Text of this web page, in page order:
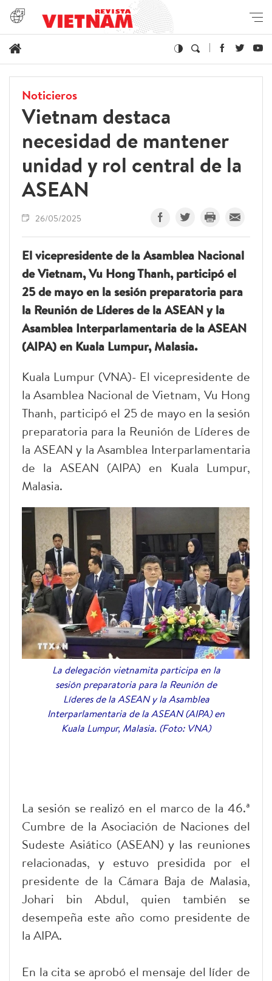
Noticieros
Vietnam destaca
necesidad de mantener
unidad y rol central de la
ASEAN
26/05/2025
El vicepresidente de la Asamblea Nacional
de Vietnam, Vu Hong Thanh, participó el
25 de mayo en la sesión preparatoria para
la Reunión de Líderes de la ASEAN y la
Asamblea Interparlamentaria de la ASEAN
(AIPA) en Kuala Lumpur, Malasia.
Kuala Lumpur (VNA)- El vicepresidente de
la Asamblea Nacional de Vietnam, Vu Hong
Thanh, participó el 25 de mayo en la sesión
preparatoria para la Reunión de Líderes de
la ASEAN y la Asamblea Interparlamentaria
de la ASEAN (AIPA) en Kuala Lumpur,
Malasia.
La delegación vietnamita participa en la
sesión preparatoria para la Reunión de
Líderes de la ASEAN y la Asamblea
Interparlamentaria de la ASEAN (AIPA) en
Kuala Lumpur, Malasia. (Foto: VNA)
La sesión se realizó en el marco de la 46.ª
Cumbre de la Asociación de Naciones del
Sudeste Asiático (ASEAN) y las reuniones
relacionadas, y estuvo presidida por el
presidente de la Cámara Baja de Malasia,
Johari bin Abdul, quien también se
desempeña este año como presidente de
la AIPA.
En la cita se aprobó el mensaje del líder de